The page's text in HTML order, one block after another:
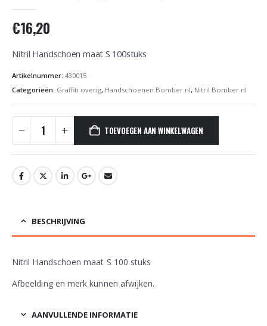
€16,20
Nitril Handschoen maat S 100stuks
Artikelnummer: 430015
Categorieën: Graffiti overig, Handschoenen Bomber.nl, Nitril Bomber.nl
TOEVOEGEN AAN WINKELWAGEN
BESCHRIJVING
Nitril Handschoen maat S 100 stuks
Afbeelding en merk kunnen afwijken.
AANVULLENDE INFORMATIE